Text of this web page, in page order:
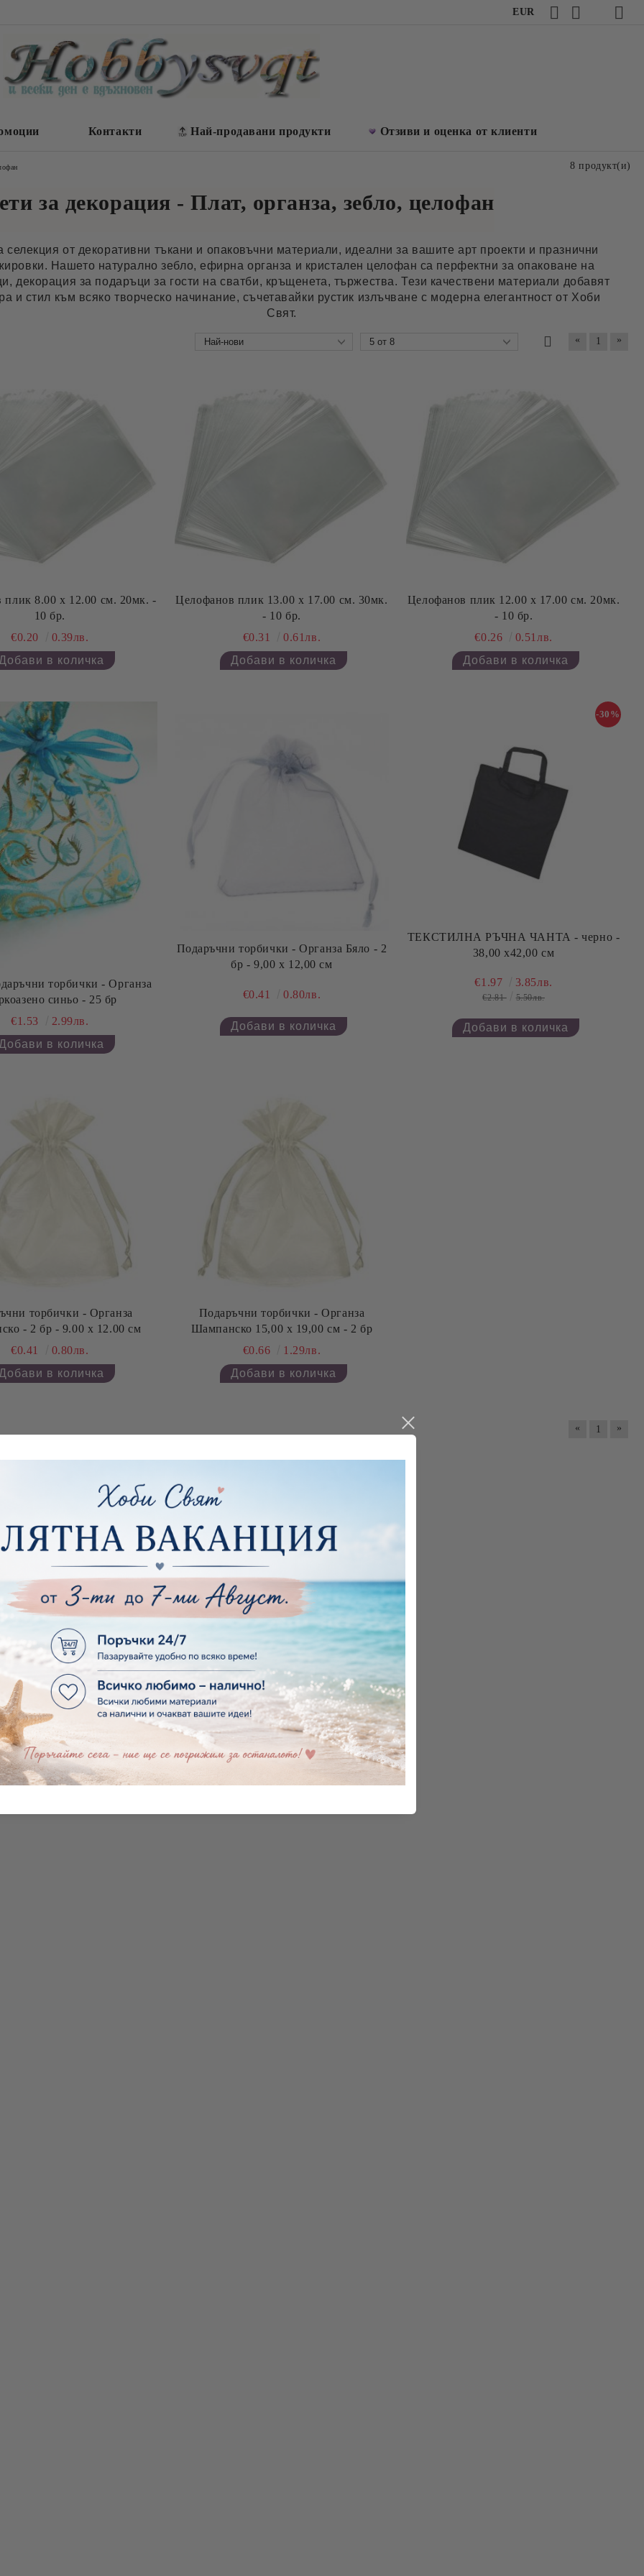
EUR
Контакти Най-продавани продукти Отзиви и оценка от клиенти
за декорация - Плат, органза, зебло, целофан
селекция от декоративни тъкани и опаковъчни материали, идеални за вашите арт проекти и празнични
Нашето натурално зебло, ефирна органза и кристален целофан са перфектни за опаковане на
декорация за подаръци за гости на сватби, кръщенета, тържества. Тези качествени материали добавят
и стил към всяко творческо начинание, съчетавайки рустик излъчване с модерна елегантност от Хоби
Свят.
8 продукт(и)
« 1 »
плик 8.00 х 12.00 см. 20мк. -
10 бр.
€0.20
0.39лв.
Целофанов плик 13.00 х 17.00 см. 30мк.
- 10 бр.
€0.31
0.61лв.
Целофанов плик 12.00 х 17.00 см. 20мк.
- 10 бр.
€0.26
0.51лв.
торбички - Органза
Тюркоазено синьо - 25 бр
€1.53
2.99лв.
Подаръчни торбички - Органза Бяло - 2
бр - 9,00 х 12,00 см
€0.41 0.80лв.
ТЕКСТИЛНА РЪЧНА ЧАНТА - черно -
38,00 х42,00 см
-30%
€1.97 3.85лв.
€2.81 5.50лв.
торбички - Органза
- 2 бр - 9.00 х 12.00 см
€0.41
0.80лв.
Подаръчни торбички - Органза
Шампанско 15,00 х 19,00 см - 2 бр
€0.66
1.29лв.
« 1 »